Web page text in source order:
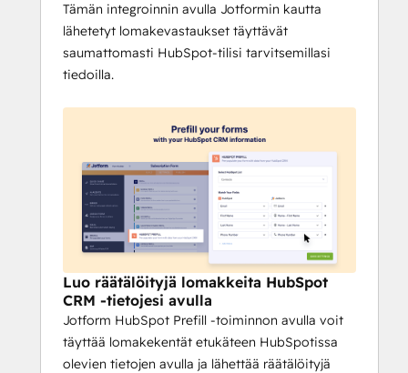
Tämän integroinnin avulla Jotformin kautta
lähetetyt lomakevastaukset täyttävät
saumattomasti HubSpot-tilisi tarvitsemillasi
tiedoilla.
Luo räätälöityjä lomakkeita HubSpot
CRM -tietojesi avulla
Jotform HubSpot Prefill -toiminnon avulla voit
täyttää lomakekentät etukäteen HubSpotissa
olevien tietojen avulla ja lähettää räätälöityjä